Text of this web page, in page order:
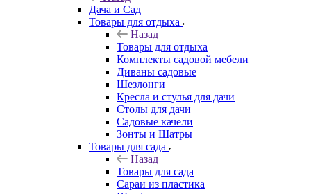
Дача и Сад
Товары для отдыха
Назад
Товары для отдыха
Комплекты садовой мебели
Диваны садовые
Шезлонги
Кресла и стулья для дачи
Столы для дачи
Садовые качели
Зонты и Шатры
Товары для сада
Назад
Товары для сада
Сараи из пластика